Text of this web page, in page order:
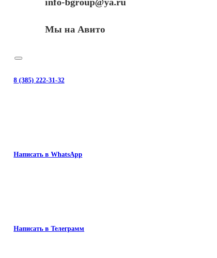
Мы на Авито
8 (385) 222-31-32
Написать в WhatsApp
Написать в Телеграмм